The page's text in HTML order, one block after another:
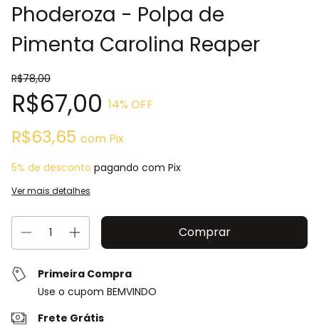
Phoderoza - Polpa de
Pimenta Carolina Reaper
R$78,00
R$67,00 14% OFF
R$63,65 com Pix
5% de desconto pagando com Pix
Ver mais detalhes
Primeira Compra
Use o cupom BEMVINDO
Frete Grátis